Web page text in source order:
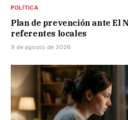
POLÍTICA
Plan de prevención ante El
referentes locales
9 de agosto de 2026